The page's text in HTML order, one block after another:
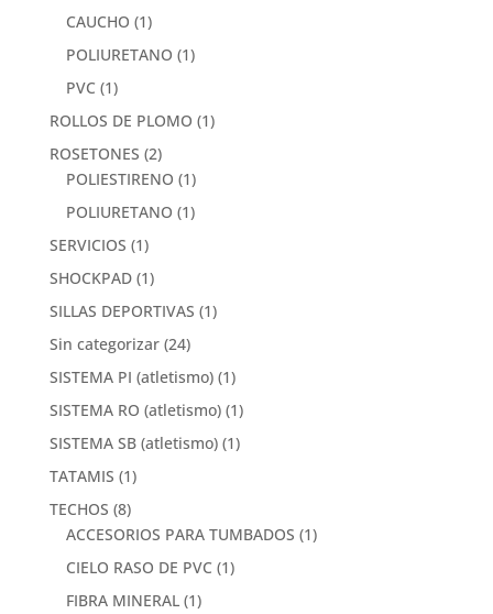
CAUCHO (1)
POLIURETANO (1)
PVC (1)
ROLLOS DE PLOMO (1)
ROSETONES (2)
POLIESTIRENO (1)
POLIURETANO (1)
SERVICIOS (1)
SHOCKPAD (1)
SILLAS DEPORTIVAS (1)
Sin categorizar (24)
SISTEMA PI (atletismo) (1)
SISTEMA RO (atletismo) (1)
SISTEMA SB (atletismo) (1)
TATAMIS (1)
TECHOS (8)
ACCESORIOS PARA TUMBADOS (1)
CIELO RASO DE PVC (1)
FIBRA MINERAL (1)